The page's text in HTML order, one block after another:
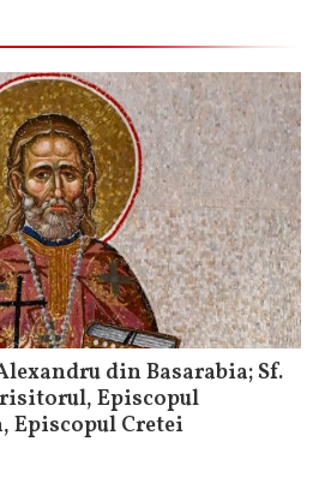
din Basarabia; Sf.
Episcopul
Episcopul Cretei